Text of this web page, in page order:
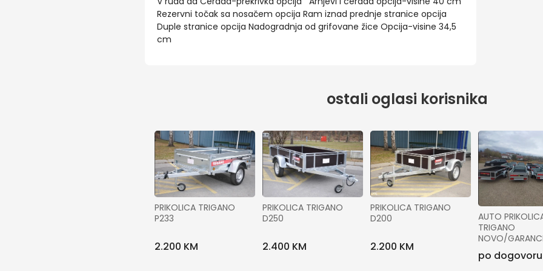
Rezervni točak sa nosačem opcija Ram iznad prednje stranice opcija
Duple stranice opcija Nadogradnja od grifovane žice Opcija-visine 34,5
cm
ostali oglasi korisnika
PRIKOLICA TRIGANO
P233
2.200 KM
PRIKOLICA TRIGANO
D250
2.400 KM
PRIKOLICA TRIGANO
D200
2.200 KM
AUTO
TRIGANO
NOVO/
po dogovoru